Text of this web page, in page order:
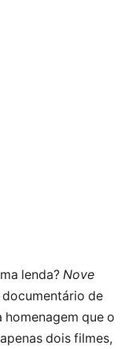
lenda? Nove
documentário de
homenagem que o
dois filmes,